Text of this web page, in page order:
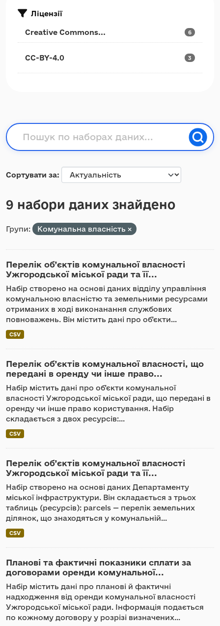
Ліцензії
Creative Commons... 6
CC-BY-4.0 3
Сортувати за
9 набори даних знайдено
Групи: Комунальна власність
Перелік об’єктів комунальної власності
Ужгородської міської ради та її...
Набір створено на основі даних відділу управління
комунальною власністю та земельними ресурсами
отриманих в ході виконанання службових
повноважень. Він містить дані про об’єкти...
CSV
Перелік об’єктів комунальної власності, що
передані в оренду чи інше право...
Набір містить дані про об’єкти комунальної
власності Ужгородської міської ради, що передані в
оренду чи інше право користування. Набір
складається з двох ресурсів:...
CSV
Перелік об’єктів комунальної власності
Ужгородської міської ради та її...
Набір створено на основі даних Департаменту
міської інфраструктури. Він складається з трьох
таблиць (ресурсів): parcels — перелік земельних
ділянок, що знаходяться у комунальній...
CSV
Планові та фактичні показники сплати за
договорами оренди комунальної...
Набір містить дані про планові й фактичні
надходження від оренди комунальної власності
Ужгородської міської ради. Інформація подається
по кожному договору у розрізі визначених...